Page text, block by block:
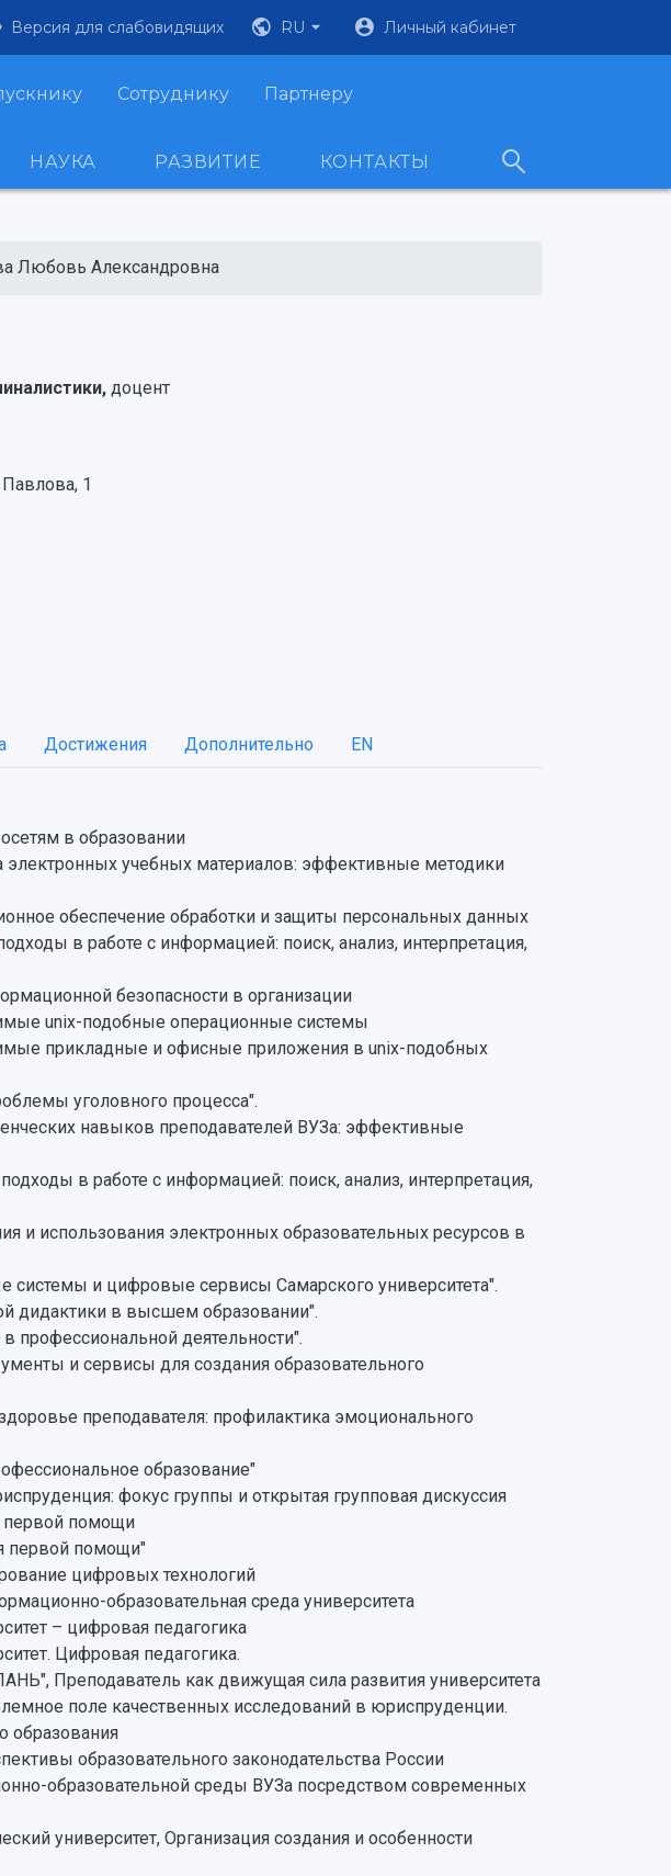
Версия для слабовидящих RU Личный кабинет
Сотруднику Партнеру
НАУКА РАЗВИТИЕ КОНТАКТЫ
Любовь Александровна
доцент
1
Достижения Дополнительно EN
в образовании
учебных материалов: эффективные методики
обеспечение обработки и защиты персональных данных
в работе с информацией: поиск, анализ, интерпретация,
безопасности в организации
unix-подобные операционные системы
прикладные и офисные приложения в unix-подобных
уголовного процесса".
навыков преподавателей ВУЗа: эффективные
в работе с информацией: поиск, анализ, интерпретация,
и использования электронных образовательных ресурсов в
и цифровые сервисы Самарского университета".
дидактики в высшем образовании".
деятельности".
и сервисы для создания образовательного
преподавателя: профилактика эмоционального
образование"
фокус группы и открытая групповая дискуссия
первой помощи
первой помощи"
цифровых технологий
образовательная среда университета
– цифровая педагогика
Цифровая педагогика.
Преподаватель как движущая сила развития университета
поле качественных исследований в юриспруденции.
образования
образовательного законодательства России
образовательной среды ВУЗа посредством современных
университет, Организация создания и особенности